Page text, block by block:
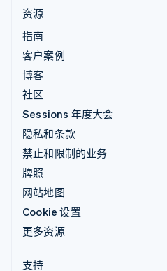
资源
指南
客户案例
博客
社区
Sessions 年度大会
隐私和条款
禁止和限制的业务
牌照
网站地图
Cookie 设置
更多资源
支持